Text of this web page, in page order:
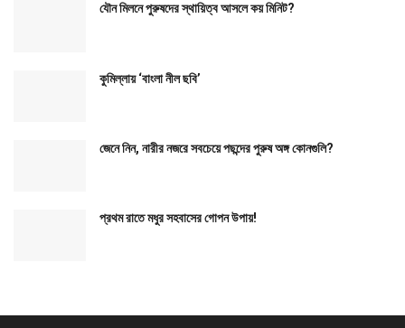
যৌন মিলনে পুরুষদের স্থায়িত্ব আসলে কয় মিনিট?
কুমিল্লায় ‘বাংলা নীল ছবি’
জেনে নিন, নারীর নজরে সবচেয়ে পছন্দের পুরুষ অঙ্গ কোনগুলি?
প্রথম রাতে মধুর সহবাসের গোপন উপায়!